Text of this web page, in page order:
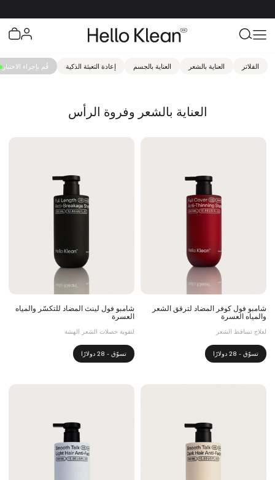
الفلاتر العناية بالشعر العناية بالجسم إعادة التعبئة الذكية قُم بإجراء الاختبار
العناية بالشعر وفروة الرأس
شامبو فول كوفر المضاد لترقق الشعر
والمياه العسرة
لعلاج تساقط الشعر
تسوّق - 28 دولارًا
شامبو فول لينث المضاد للتكسّر والمياه
العسرة
لتقوية خصلات الشعر الهشة
تسوّق - 28 دولارًا